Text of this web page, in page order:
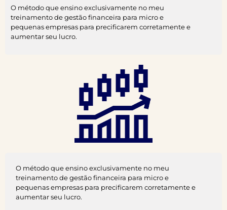
O método que ensino exclusivamente no meu
treinamento de gestão financeira para micro e
pequenas empresas para precificarem corretamente e
aumentar seu lucro.
O método que ensino exclusivamente no meu
treinamento de gestão financeira para micro e
pequenas empresas para precificarem corretamente e
aumentar seu lucro.